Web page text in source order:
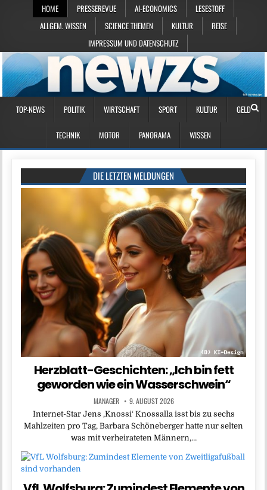
HOME PRESSEREVUE AI-ECONOMICS
LESESTOFF
ALLGEM. WISSEN
SCIENCE THEMEN KULTUR
REISE
IMPRESSUM UND DATENSCHUTZ
TOP-NEWS POLITIK WIRTSCHAFT SPORT KULTUR GELD
TECHNIK MOTOR PANORAMA WISSEN
DIE LETZTEN MELDUNGEN
Herzblatt-Geschichten: „Ich bin fett
geworden wie ein Wasserschwein“
MANAGER 9. AUGUST 2026
Internet-Star Jens ,Knossi‘ Knossalla isst bis zu sechs
Mahlzeiten pro Tag, Barbara Schöneberger hatte nur selten
was mit verheirateten Männern,…